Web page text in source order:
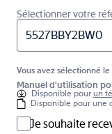
Sélectionner votre
5527BBY2BW0
Vous avez sélectionné
Manuel d'utilisation
Disponible pourun
Disponible pour une
Je souhaite